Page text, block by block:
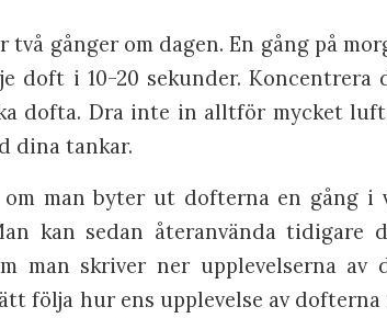
gånger om dagen. En gång på
doft i 10-20 sekunder. Koncentrera
dofta. Dra inte in alltför mycket
dina tankar.
man byter ut dofterna en gång i
kan sedan återanvända tidigare
man skriver ner upplevelserna av
följa hur ens upplevelse av